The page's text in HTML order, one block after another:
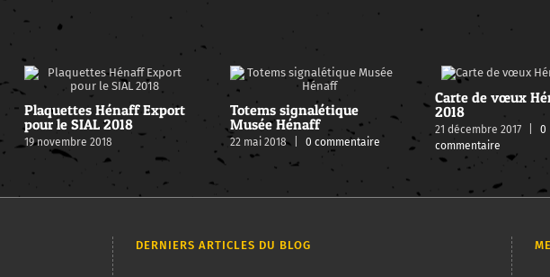
Plaquettes Hénaff Export
pour le SIAL 2018
19 novembre 2018
Totems signalétique
Musée Hénaff
22 mai 2018 0 commentaire
Carte de vœux
2018
21 décembre 2017
0
commentaire
DERNIERS ARTICLES DU BLOG